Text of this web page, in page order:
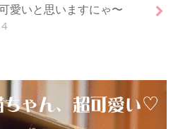
愛いと思いますにゃ〜